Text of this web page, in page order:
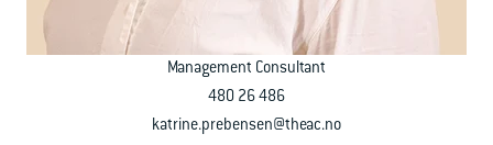
Management Consultant
480 26 486
katrine.prebensen@theac.no